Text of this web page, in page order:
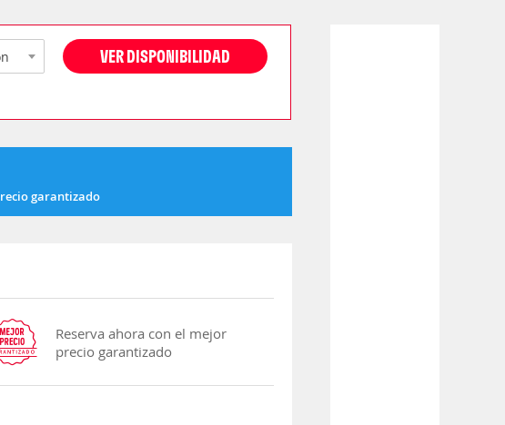
VER DISPONIBILIDAD
garantizado
Reserva ahora con el mejor
precio garantizado